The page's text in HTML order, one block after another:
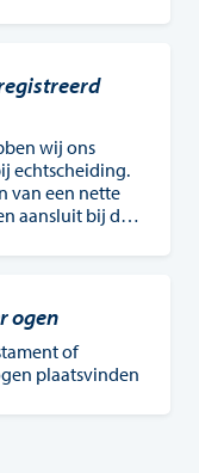
wij ons
echtscheiding.
van een nette
aansluit bij de
ogen
of
plaatsvinden